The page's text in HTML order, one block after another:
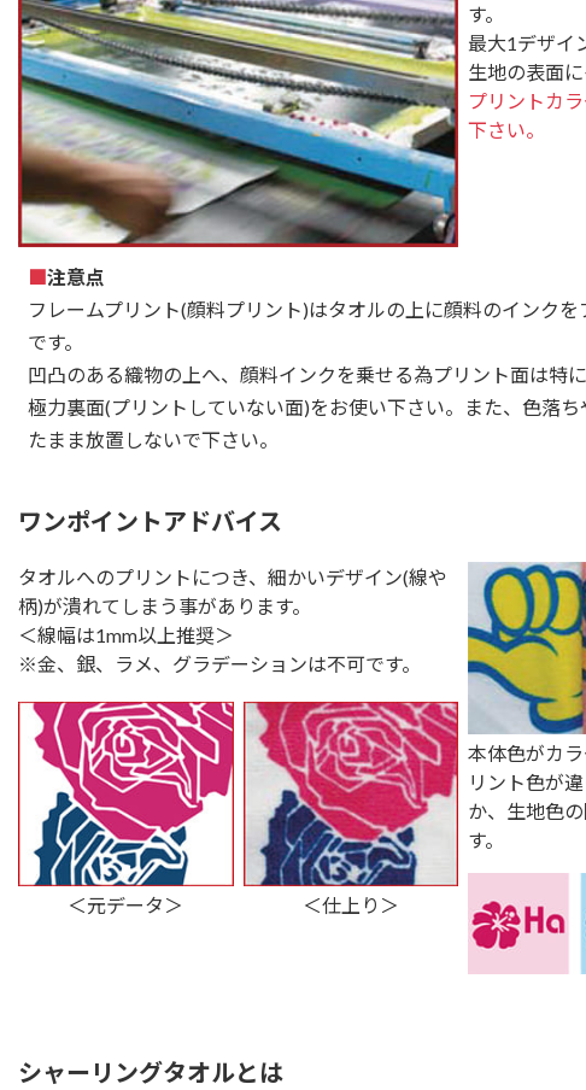
す。
最大1デザイ
生地の表面に
プリントカ
下さい。
■注意点
フレームプリント(顔料プリント)はタオルの上に顔料のインク
です。
凹凸のある織物の上へ、顔料インクを乗せる為プリント面は特
極力裏面(プリントしていない面)をお使い下さい。また、色落
たまま放置しないで下さい。
ワンポイントアドバイス
タオルへのプリントにつき、細かいデザイン(線や
柄)が潰れてしまう事があります。
＜線幅は1mm以上推奨＞
※金、銀、ラメ、グラデーションは不可です。
＜元データ＞ ＜仕上り＞
本体色がカ
リント色が
か、生地色
す。
シャーリングタオルとは